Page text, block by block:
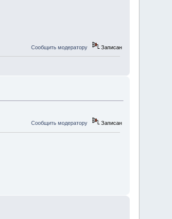
Сообщить модератору Записан
Сообщить модератору Записан